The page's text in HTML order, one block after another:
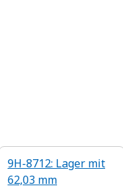
9H-8712: Lager mit
62,03 mm